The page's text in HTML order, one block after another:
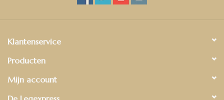
Klantenservice
Producten
Mijn account